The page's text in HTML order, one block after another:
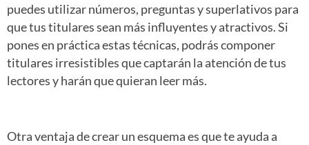
puedes utilizar números, preguntas y superlativos para
que tus titulares sean más influyentes y atractivos. Si
pones en práctica estas técnicas, podrás componer
titulares irresistibles que captarán la atención de tus
lectores y harán que quieran leer más.
Otra ventaja de crear un esquema es que te ayuda a